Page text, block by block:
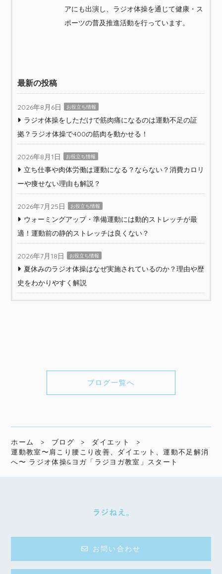
アにも出演し、ラジオ体操を通じて健康・ス
ポーツの普及推進活動を行っています。
最新の投稿
2026年8月6日 お役立ち情報
ラジオ体操をしただけで筋肉痛になるのは運動不足の証
拠？ラジオ体操で400の筋肉を動かせる！
2026年8月1日 お役立ち情報
立ち仕事や肉体労働は運動になる？ならない？消費カロリ
ーや痩せない理由も解説？
2026年7月25日 お役立ち情報
ウォーミングアップ・準備運動には動的ストレッチが最
適！運動前の静的ストレッチは良くない？
2026年7月18日 お役立ち情報
夏休みのラジオ体操はなぜ実施されているのか？理由や歴
史をわかりやすく解説
ブログ一覧へ
ホーム ブログ
ダイエット
運動教室〜肩こり腰こり改善、ダイエット、運動不足解消
へ〜 ラジオ体操&ヨガ「ラジヨガ教室」スタート
お問い合わせ